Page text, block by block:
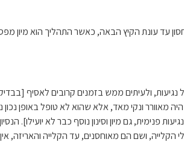
עד עונת הקיץ הבאה, כאשר התהליך הוא מיון
ולעיתים ממש בזמנים קרובים לאסיף
מאוורר ונקי מאד, אלא שהוא לא טופל באופן
פנימית, גם מיון וסינון נוסף כבר לא
הקלייה, ושם הם מאוחסנים, עד הקלייה